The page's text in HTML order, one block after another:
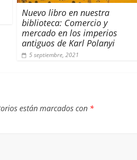
Nuevo libro en nuestra
biblioteca: Comercio y
mercado en los imperios
antiguos de Karl Polanyi
5 septiembre, 2021
están marcados con *